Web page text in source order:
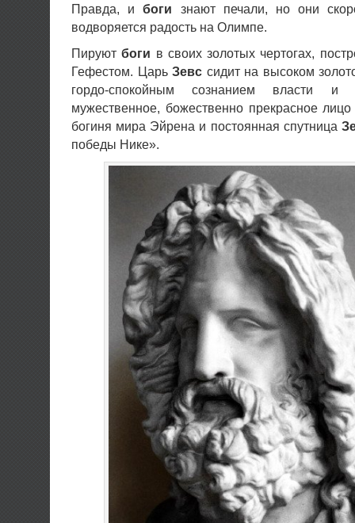
Правда, ибоги знают печали, но они
водворяется радость на Олимпе.
Пируютбоги в своих золотых чертогах,
Гефестом. ЦарьЗевс сидит на высоком
гордо-спокойным сознанием власти и
мужественное, божественно прекрасное
богиня мира Эйрена и постоянная спутница
победы Нике».